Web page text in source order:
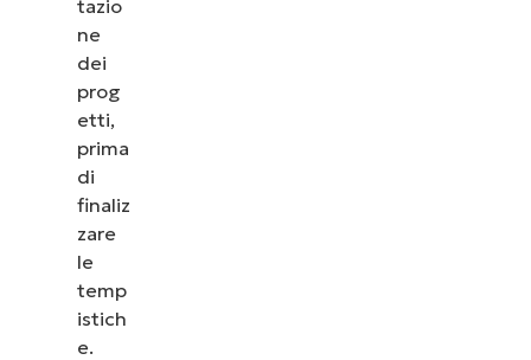
tazio
ne
dei
prog
etti,
prima
di
finaliz
zare
le
temp
istich
e.